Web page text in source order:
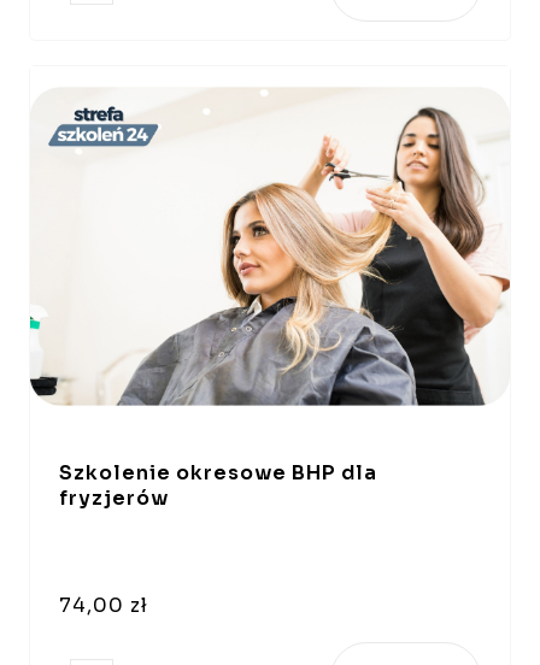
Szkolenie okresowe BHP dla
fryzjerów
74,00 zł